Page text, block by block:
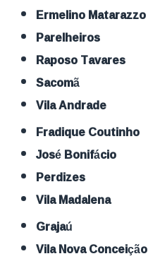
Ermelino Matarazzo
Parelheiros
Raposo Tavares
Sacomã
Vila Andrade
Fradique Coutinho
José Bonifácio
Perdizes
Vila Madalena
Grajaú
Vila Nova Conceição